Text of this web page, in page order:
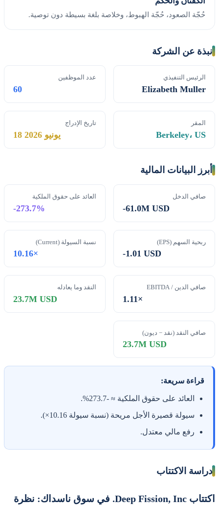
حُجّة الصعود، حُجّة الهبوط، وخلاصة بلغة بسيطة دون توصية.
نبذة عن الشركة
الرئيس التنفيذي
Elizabeth Muller
عدد الموظفين
60
المقر
Berkeley، US
تاريخ الإدراج
18 يونيو 2026
أبرز البيانات المالية
صافي الدخل
-61.0M USD
العائد على حقوق الملكية
-273.7%
ربحية السهم (EPS)
-1.01 USD
نسبة السيولة (Current)
10.16×
صافي الدين / EBITDA
1.11×
النقد وما يعادله
23.7M USD
صافي النقد (نقد − ديون)
23.7M USD
قراءة سريعة:
العائد على حقوق الملكية ≈ -273.7%.
سيولة قصيرة الأجل مريحة (نسبة سيولة 10.16×).
رفع مالي معتدل.
دراسة الاكتتاب
اكتتاب Deep Fission, Inc. في سوق ناسداك: نظرة